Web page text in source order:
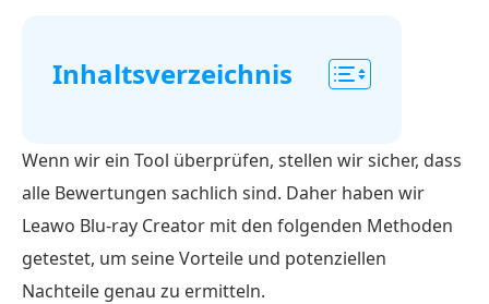
Inhaltsverzeichnis
1.
Übersicht
über
Leawo
Blu-
Wenn wir ein Tool überprüfen, stellen wir sicher, dass
alle Bewertungen sachlich sind. Daher haben wir
Leawo Blu-ray Creator mit den folgenden Methoden
getestet, um seine Vorteile und potenziellen
Nachteile genau zu ermitteln.